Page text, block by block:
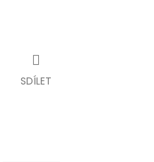
SDÍLET